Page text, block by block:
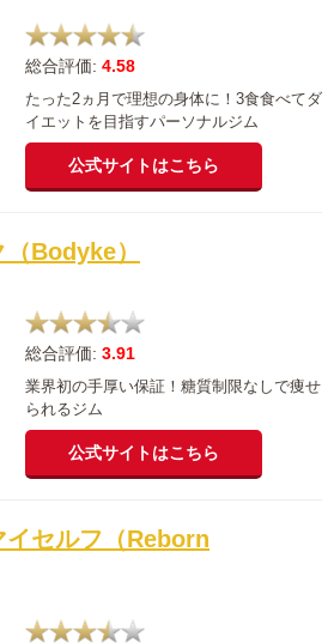
総合評価: 4.58
たった2ヵ月で理想の身体に！3食食べてダ
イエットを目指すパーソナルジム
公式サイトはこちら
Bodyke）
総合評価: 3.91
業界初の手厚い保証！糖質制限なしで痩せ
られるジム
公式サイトはこちら
イセルフ（Reborn